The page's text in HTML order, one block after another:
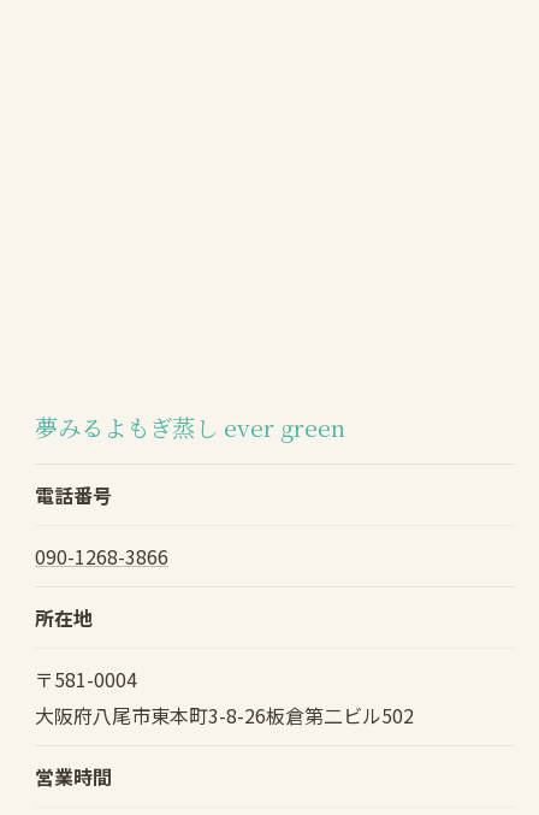
夢みるよもぎ蒸し ever green
電話番号
090-1268-3866
所在地
〒581-0004
大阪府八尾市東本町3-8-26板倉第二ビル502
営業時間